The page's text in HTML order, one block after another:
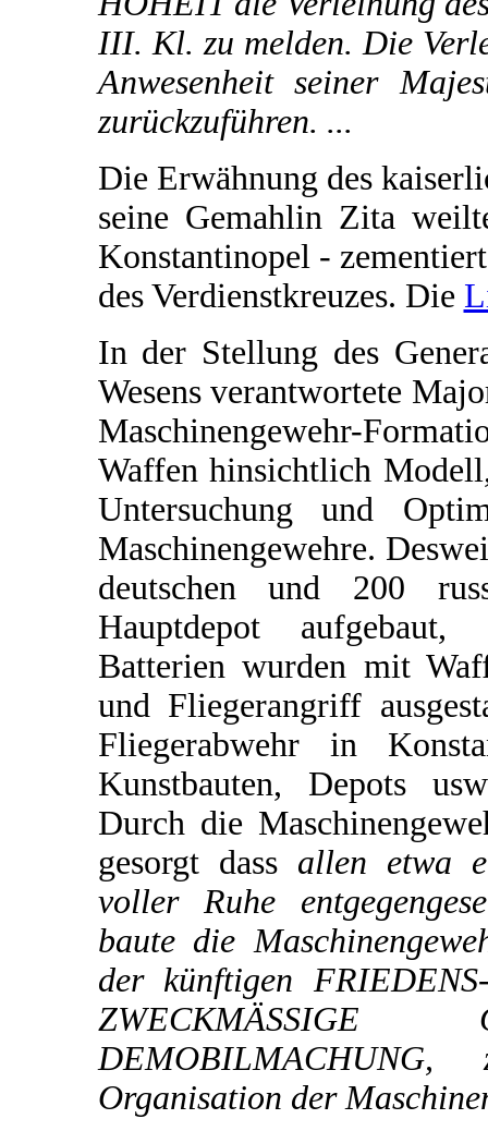
III. Kl. zu melden. Die
Anwesenheit seiner
zurückzuführen. ...
Die Erwähnung des
seine Gemahlin Zita
Konstantinopel -
des Verdienstkreuzes. Die
In der Stellung des
Wesens verantwortete
Maschinengewehr-
Waffen hinsichtlich
Untersuchung und
Maschinengewehre.
deutschen und 200
Hauptdepot
Batterien wurden mit
und Fliegerangriff
Fliegerabwehr in
Kunstbauten, Depots
Durch die
gesorgt dass allen etwa
voller Ruhe
baute die
der künftigen
Organisation der